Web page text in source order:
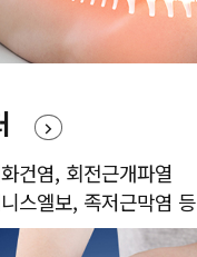
건염, 회전근개파열
스엘보, 족저근막염 등